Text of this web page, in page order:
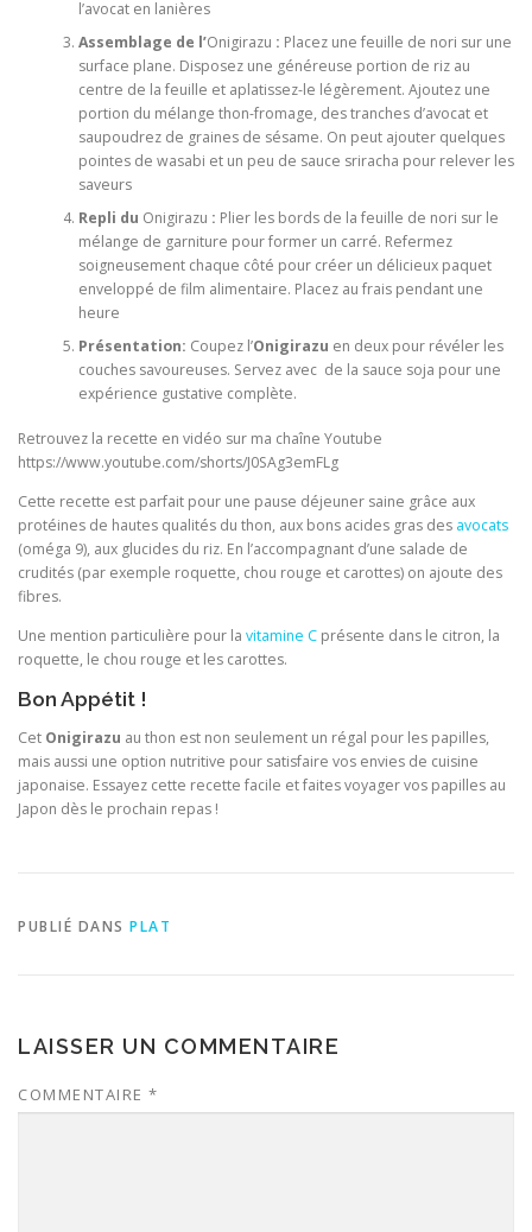
l’avocat en lanières
Assemblage de l’Onigirazu : Placez une feuille de nori sur une
surface plane. Disposez une généreuse portion de riz au
centre de la feuille et aplatissez-le légèrement. Ajoutez une
portion du mélange thon-fromage, des tranches d’avocat et
saupoudrez de graines de sésame. On peut ajouter quelques
pointes de wasabi et un peu de sauce sriracha pour relever les
saveurs
Repli du Onigirazu : Plier les bords de la feuille de nori sur le
mélange de garniture pour former un carré. Refermez
soigneusement chaque côté pour créer un délicieux paquet
enveloppé de film alimentaire. Placez au frais pendant une
heure
Présentation: Coupez l’Onigirazu en deux pour révéler les
couches savoureuses. Servez avec de la sauce soja pour une
expérience gustative complète.
Retrouvez la recette en vidéo sur ma chaîne Youtube
https://www.youtube.com/shorts/J0SAg3emFLg
Cette recette est parfait pour une pause déjeuner saine grâce aux
protéines de hautes qualités du thon, aux bons acides gras des avocats
(oméga 9), aux glucides du riz. En l’accompagnant d’une salade de
crudités (par exemple roquette, chou rouge et carottes) on ajoute des
fibres.
Une mention particulière pour la vitamine C présente dans le citron, la
roquette, le chou rouge et les carottes.
Bon Appétit !
Cet Onigirazu au thon est non seulement un régal pour les papilles,
mais aussi une option nutritive pour satisfaire vos envies de cuisine
japonaise. Essayez cette recette facile et faites voyager vos papilles au
Japon dès le prochain repas !
PUBLIÉ DANS PLAT
LAISSER UN COMMENTAIRE
COMMENTAIRE *